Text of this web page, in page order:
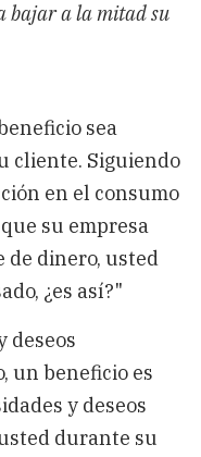
bajar a la mitad su
sea
cliente. Siguiendo
en el consumo
su empresa
de dinero, usted
¿es así?"
deseos
un beneficio es
y deseos
durante su